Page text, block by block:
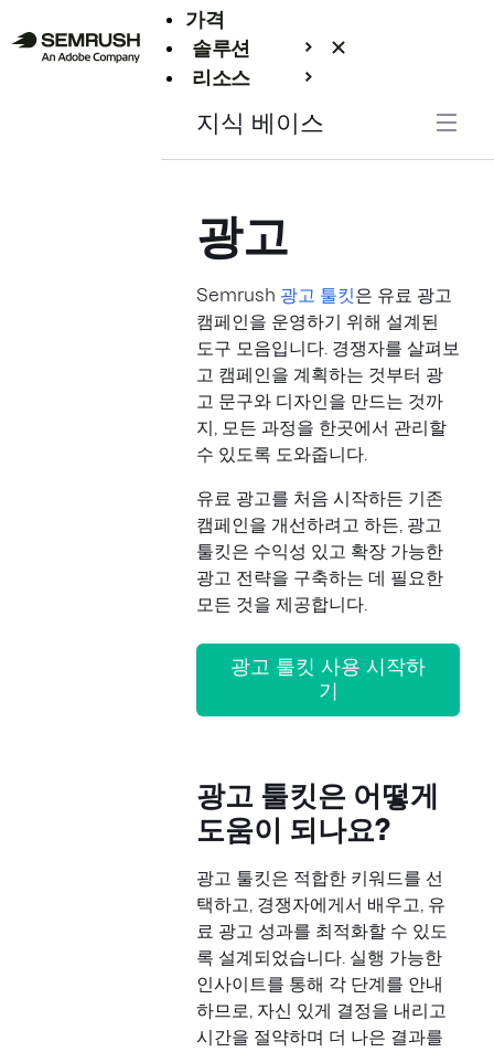
가격
솔루션
리소스
지식 베이스
광고
Semrush 광고 툴킷은 유료 광고
캠페인을 운영하기 위해 설계된
도구 모음입니다. 경쟁자를 살펴보
고 캠페인을 계획하는 것부터 광
고 문구와 디자인을 만드는 것까
지, 모든 과정을 한곳에서 관리할
수 있도록 도와줍니다.
유료 광고를 처음 시작하든 기존
캠페인을 개선하려고 하든, 광고
툴킷은 수익성 있고 확장 가능한
광고 전략을 구축하는 데 필요한
모든 것을 제공합니다.
광고 툴킷 사용 시작하
기
광고 툴킷은 어떻게
도움이 되나요?
광고 툴킷은 적합한 키워드를 선
택하고, 경쟁자에게서 배우고, 유
료 광고 성과를 최적화할 수 있도
록 설계되었습니다. 실행 가능한
인사이트를 통해 각 단계를 안내
하므로, 자신 있게 결정을 내리고
시간을 절약하며 더 나은 결과를